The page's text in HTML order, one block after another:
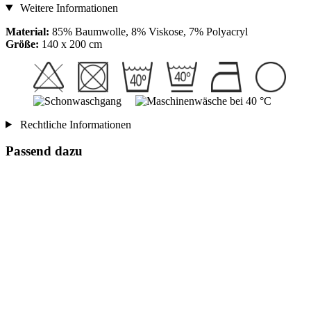
Weitere Informationen
Material: 85% Baumwolle, 8% Viskose, 7% Polyacryl
Größe: 140 x 200 cm
Rechtliche Informationen
Passend dazu